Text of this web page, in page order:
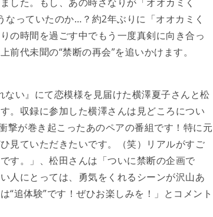
っていたのか…？約2年ぶりに「オオカミく
の時間を過ごす中でもう一度真剣に向き合っ
代未聞の“禁断の再会”を追いかけます。
い』にて恋模様を見届けた横澤夏子さんと松
。収録に参加した横澤さんは見どころについ
撃が巻き起こったあのペアの番組です！特に元
見ていただきたいです。（笑）リアルがすご
す。」、松田さんは「ついに禁断の企画で
人にとっては、勇気をくれるシーンが沢山あ
“追体験”です！ぜひお楽しみを！」とコメント